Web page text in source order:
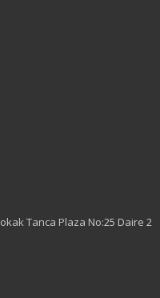
Tanca Plaza No:25 Daire 2